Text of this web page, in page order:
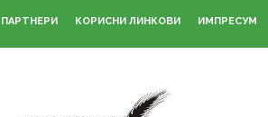
ПАРТНЕРИ КОРИСНИ ЛИНКОВИ ИМПРЕСУМ